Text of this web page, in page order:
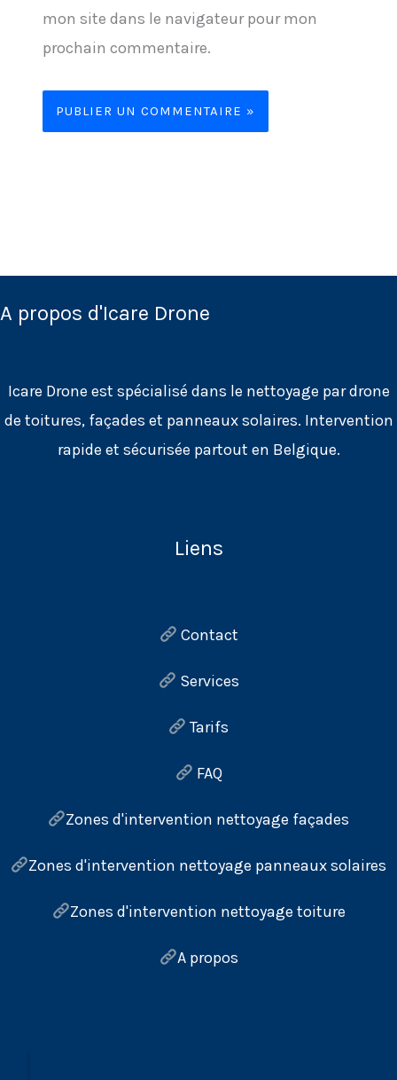
mon site dans le navigateur pour mon
prochain commentaire.
A propos d'Icare Drone
Icare Drone est spécialisé dans le nettoyage par drone
de toitures, façades et panneaux solaires. Intervention
rapide et sécurisée partout en Belgique.
Liens
Contact
Services
Tarifs
FAQ
Zones d'intervention nettoyage façades
Zones d'intervention nettoyage panneaux solaires
Zones d'intervention nettoyage toiture
A propos